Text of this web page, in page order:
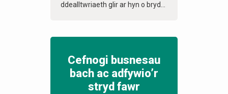
ddealltwriaeth glir ar hyn o bryd...
Cefnogi busnesau
bach ac adfywio’r
stryd fawr